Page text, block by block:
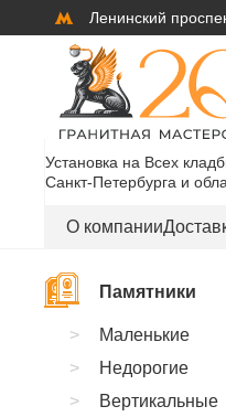
Ленинский
Установка на Всех
Санкт-Петербурга и
О компании
Памятники
Маленькие
Недорогие
Вертикальные